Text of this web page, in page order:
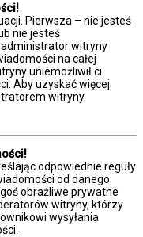
Pierwsza – nie jesteś
nie jesteś
witryny
na całej
uniemożliwił ci
Aby uzyskać więcej
witryny.
odpowiednie reguły
od danego
obraźliwe prywatne
witryny, którzy
wysyłania